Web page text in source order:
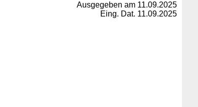
Ausgegeben am 11.09.2025
Eing. Dat. 11.09.2025